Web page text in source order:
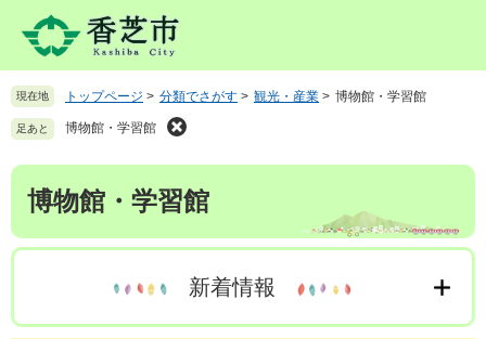
先
頭
す
を
飛
し
文
へ
現在地 トップページ > 分類でさがす > 観光・産業 > 博物館・学習館
足あと 博物館・学習館
本
博物館・学習館
新着情報